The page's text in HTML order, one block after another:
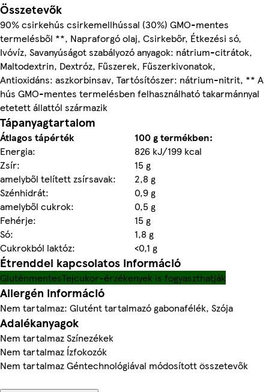
Összetevők
90% csirkehús csirkemellhússal (30%) GMO-mentes
termelésből **, Napraforgó olaj, Csirkebőr, Étkezési só,
Ivóvíz, Savanyúságot szabályozó anyagok: nátrium-citrátok,
Maltodextrin, Dextróz, Fűszerek, Fűszerkivonatok,
Antioxidáns: aszkorbinsav, Tartósítószer: nátrium-nitrit, ** A
hús GMO-mentes termelésben felhasználható takarmánnyal
etetett állattól származik
Tápanyagtartalom
Átlagos tápérték
100 g termékben:
Energia:
826 kJ/199 kcal
Zsír:
15 g
amelyből telített zsírsavak:
2,8 g
Szénhidrát:
0,9 g
amelyből cukrok:
0,5 g
Fehérje:
15 g
Só:
1,8 g
Cukrokból laktóz:
<0,1 g
Étrenddel kapcsolatos információ
GluténmentesTejcukor-érzékenyek is fogyaszthatják
Allergén információ
Nem tartalmaz: Glutént tartalmazó gabonafélék, Szója
Adalékanyagok
Nem tartalmaz Színezékek
Nem tartalmaz Ízfokozók
Nem tartalmaz Géntechnológiával módosított összetevők